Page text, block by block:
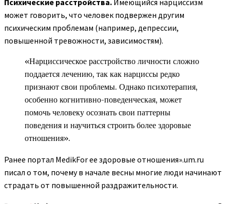
Психические расстройства. Имеющийся нарциссизм
может говорить, что человек подвержен другим
психическим проблемам (например, депрессии,
повышенной тревожности, зависимостям).
«Нарциссическое расстройство личности сложно
поддается лечению, так как нарциссы редко
признают свои проблемы. Однако психотерапия,
особенно когнитивно-поведенческая, может
помочь человеку осознать свои паттерны
поведения и научиться строить более здоровые
отношения».
Ранее портал MedikFor ее здоровые отношения».um.ru
писал о том, почему в начале весны многие люди начинают
страдать от повышенной раздражительности.